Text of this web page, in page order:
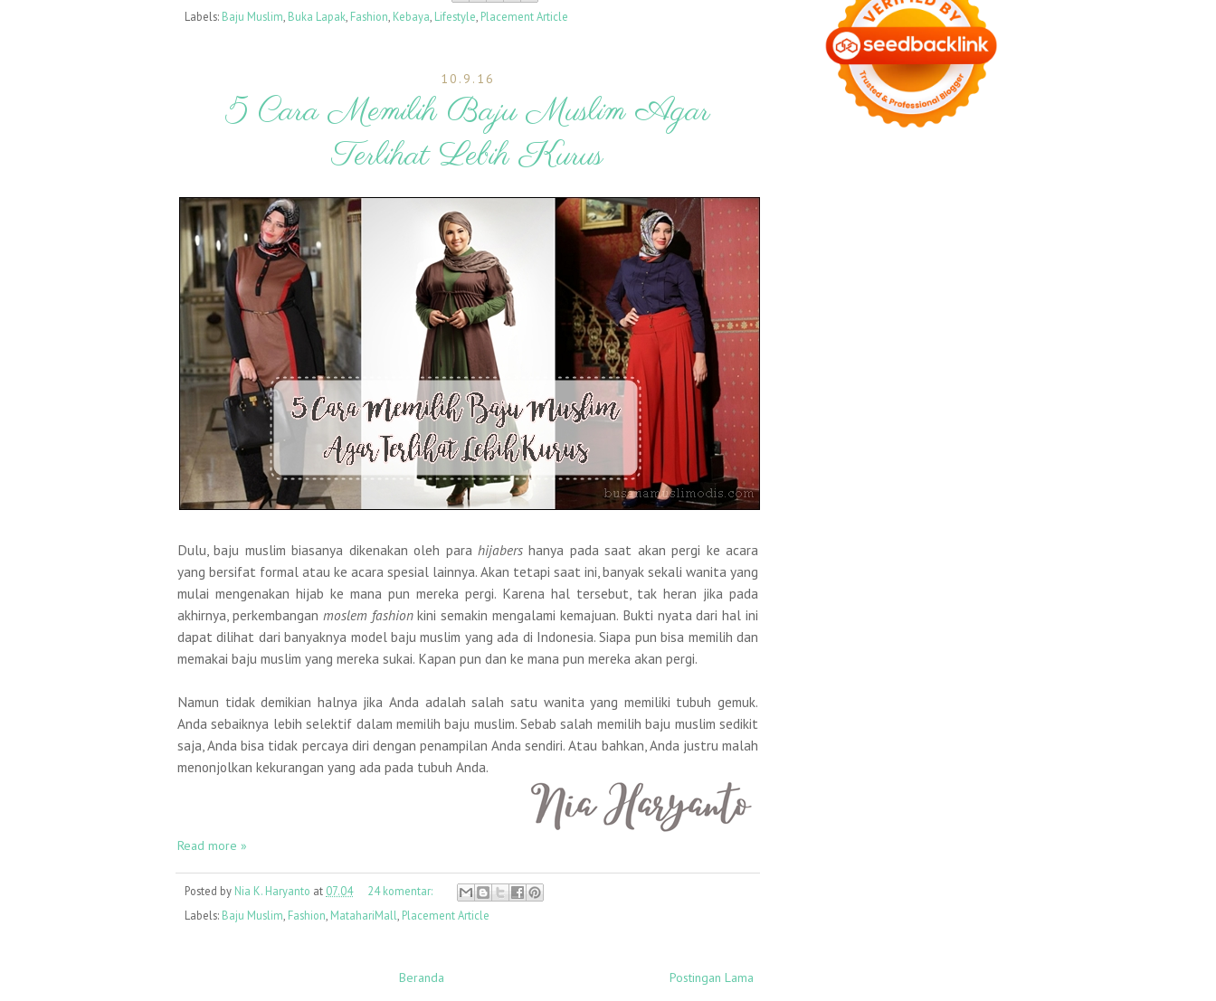
Labels: Baju Muslim Buka Lapak Fashion Kebaya Lifestyle Placement Article
10.9.16
5 Cara Memilih Baju Muslim Agar
Terlihat Lebih Kurus
Dulu, baju muslim biasanya dikenakan oleh para hijabers hanya pada saat akan pergi ke acara
yang bersifat formal atau ke acara spesial lainnya. Akan tetapi saat ini, banyak sekali wanita yang
mulai mengenakan hijab ke mana pun mereka pergi. Karena hal tersebut, tak heran jika pada
akhirnya, perkembangan moslem fashionkini semakin mengalami kemajuan. Bukti nyata dari hal ini
dapat dilihat dari banyaknya model baju muslim yang ada di Indonesia. Siapa pun bisa memilih dan
memakai baju muslim yang mereka sukai. Kapan pun dan ke mana pun mereka akan pergi.
Namun tidak demikian halnya jika Anda adalah salah satu wanita yang memiliki tubuh gemuk.
Anda sebaiknya lebih selektif dalam memilih baju muslim. Sebab salah memilih baju muslim sedikit
saja, Anda bisa tidak percaya diri dengan penampilan Anda sendiri. Atau bahkan, Anda justru malah
menonjolkan kekurangan yang ada pada tubuh Anda.
Read more »
Posted by Nia K. Haryanto at 07.04
24 komentar:
Labels: Baju Muslim, Fashion, MatahariMall, Placement Article
Postingan Lama
Beranda